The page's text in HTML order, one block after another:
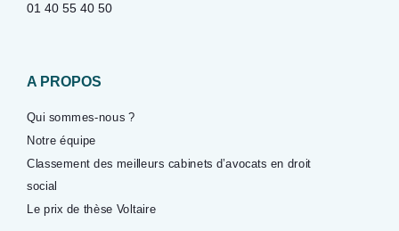
01 40 55 40 50
A PROPOS
Qui sommes-nous ?
Notre équipe
Classement des meilleurs cabinets d’avocats en droit
social
Le prix de thèse Voltaire